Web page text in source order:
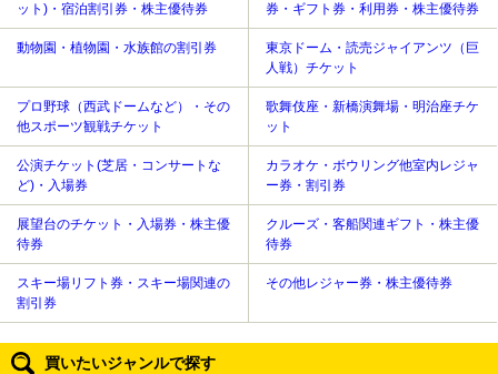
ット)・宿泊割引券・株主優待券
券・ギフト券・利用券・株主優待券
動物園・植物園・水族館の割引券
東京ドーム・読売ジャイアンツ（巨
人戦）チケット
プロ野球（西武ドームなど）・その
他スポーツ観戦チケット
歌舞伎座・新橋演舞場・明治座チケ
ット
公演チケット(芝居・コンサートな
ど)・入場券
カラオケ・ボウリング他室内レジャ
ー券・割引券
展望台のチケット・入場券・株主優
待券
クルーズ・客船関連ギフト・株主優
待券
スキー場リフト券・スキー場関連の
割引券
その他レジャー券・株主優待券
買いたいジャンルで探す